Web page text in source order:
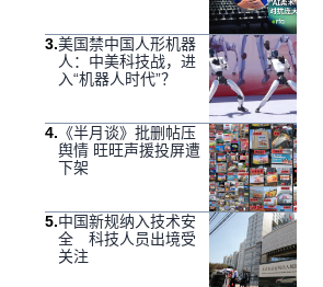
3.美国禁中国人形机器
人：中美科技战，进
入“机器人时代”？
4. 《半月谈》批删帖压
舆情 旺旺声援投屏遭
下架
5.中国新规纳入技术安
全 科技人员出境受
关注